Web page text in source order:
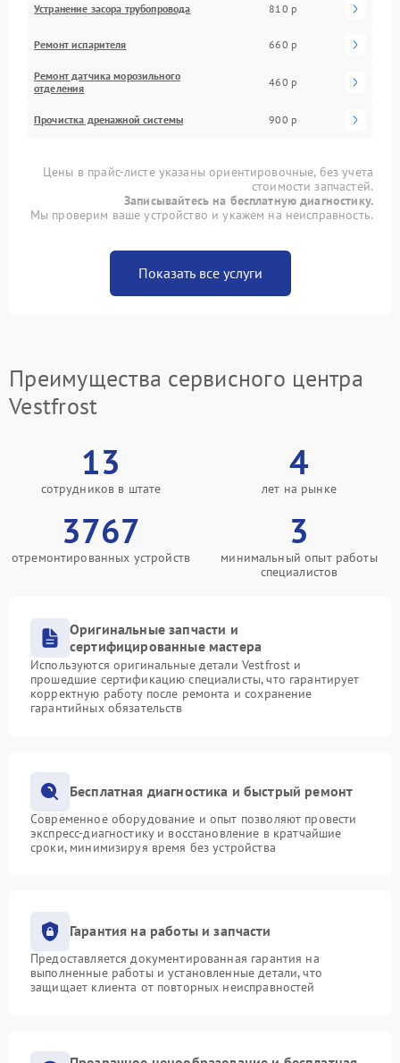
Устранение засора трубопровода 810 р
Ремонт испарителя 660 р
Ремонт датчика морозильного
отделения
460 р
Прочистка дренажной системы 900 р
Цены в прайс-листе указаны ориентировочные, без учета
стоимости запчастей.
Записывайтесь на бесплатную диагностику.
Мы проверим ваше устройство и укажем на неисправность.
Показать все услуги
Преимущества сервисного центра
Vestfrost
13
сотрудников в штате
4
лет на рынке
3767
отремонтированных устройств
3
минимальный опыт работы
специалистов
Оригинальные запчасти и
сертифицированные мастера
Используются оригинальные детали Vestfrost и
прошедшие сертификацию специалисты, что гарантирует
корректную работу после ремонта и сохранение
гарантийных обязательств
Бесплатная диагностика и быстрый ремонт
Современное оборудование и опыт позволяют провести
экспресс-диагностику и восстановление в кратчайшие
сроки, минимизируя время без устройства
Гарантия на работы и запчасти
Предоставляется документированная гарантия на
выполненные работы и установленные детали, что
защищает клиента от повторных неисправностей